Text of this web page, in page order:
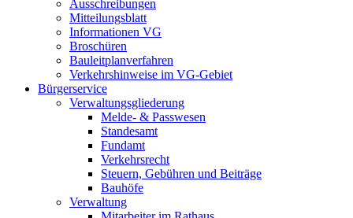
Ausschreibungen
Mitteilungsblatt
Informationen VG
Broschüren
Bauleitplanverfahren
Verkehrshinweise im VG-Gebiet
Bürgerservice
Verwaltungsgliederung
Melde- & Passwesen
Standesamt
Fundamt
Verkehrsrecht
Steuern, Gebühren und Beiträge
Bauhöfe
Verwaltung